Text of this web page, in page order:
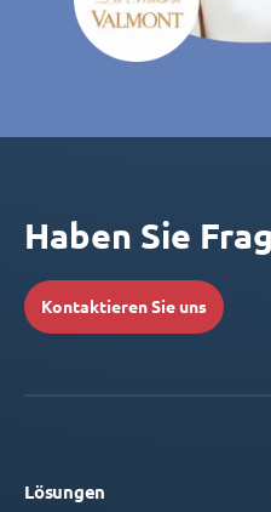
Haben Sie
Kontaktieren Sie uns
Lösungen